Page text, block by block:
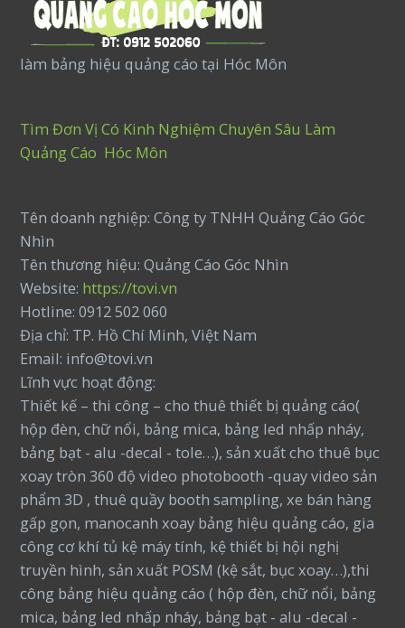
làm bảng hiệu quảng cáo tại Hóc Môn
Tìm Đơn Vị Có Kinh Nghiệm Chuyên Sâu Làm
Quảng Cáo Hóc Môn
Tên doanh nghiệp: Công ty TNHH Quảng Cáo Góc
Nhìn
Tên thương hiệu: Quảng Cáo Góc Nhìn
Website: https://tovi.vn
Hotline: 0912 502 060
Địa chỉ: TP. Hồ Chí Minh, Việt Nam
Email: info@tovi.vn
Lĩnh vực hoạt động:
Thiết kế – thi công – cho thuê thiết bị quảng cáo(
hộp đèn, chữ nổi, bảng mica, bảng led nhấp nháy,
bảng bạt - alu -decal - tole…), sản xuất cho thuê bục
xoay tròn 360 độ video photobooth -quay video sản
phẩm 3D , thuê quầy booth sampling, xe bán hàng
gấp gọn, manocanh xoay bảng hiệu quảng cáo, gia
công cơ khí tủ kệ máy tính, kệ thiết bị hội nghị
truyền hình, sản xuất POSM (kệ sắt, bục xoay…),thi
công bảng hiệu quảng cáo ( hộp đèn, chữ nổi, bảng
mica, bảng led nhấp nháy, bảng bạt - alu -decal -